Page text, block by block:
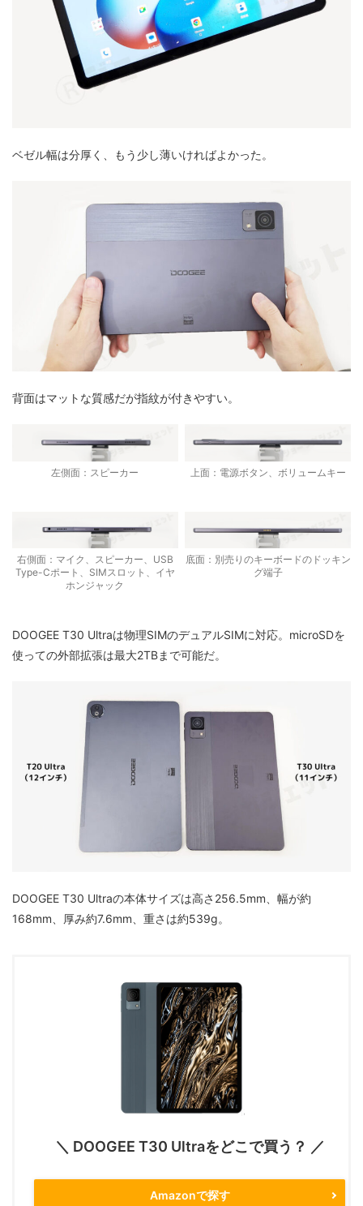
ベゼル幅は分厚く、もう少し薄いければよかった。
背面はマットな質感だが指紋が付きやすい。
左側面：スピーカー 上面：電源ボタン、ボリュームキー
右側面：マイク、スピーカー、USB
Type-Cポート、SIMスロット、イヤ
ホンジャック
底面：別売りのキーボードのドッキン
グ端子
DOOGEE T30 Ultraは物理SIMのデュアルSIMに対応。microSDを
使っての外部拡張は最大2TBまで可能だ。
DOOGEE T30 Ultraの本体サイズは高さ256.5mm、幅が約
168mm、厚み約7.6mm、重さは約539g。
＼ DOOGEE T30 Ultraをどこで買う？ ／
Amazonで探す